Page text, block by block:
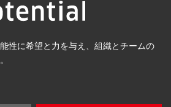
性に希望と力を与え、組織とチームの